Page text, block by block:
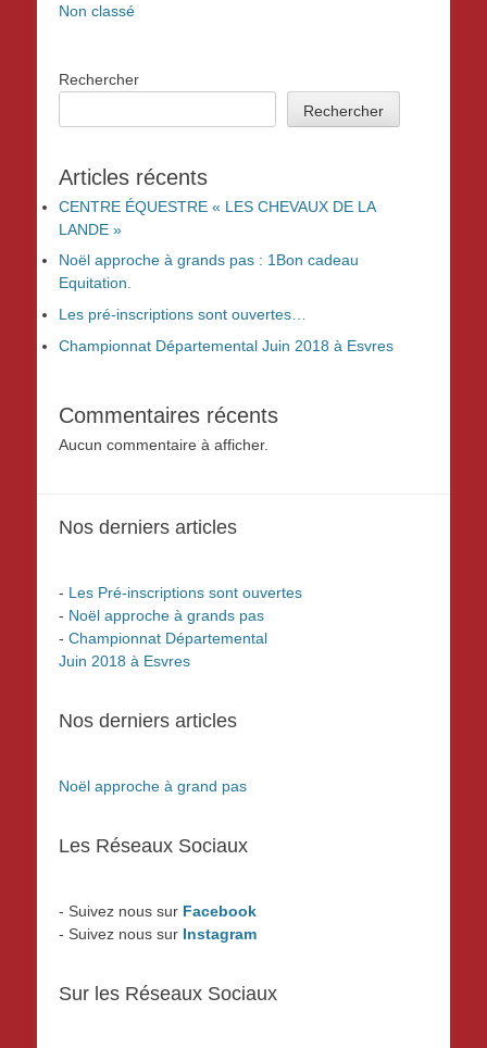
Non classé
Rechercher
Rechercher
Articles récents
CENTRE ÉQUESTRE « LES CHEVAUX DE LA
LANDE »
Noël approche à grands pas : 1Bon cadeau
Equitation.
Les pré-inscriptions sont ouvertes…
Championnat Départemental Juin 2018 à Esvres
Commentaires récents
Aucun commentaire à afficher.
Nos derniers articles
- Les Pré-inscriptions sont ouvertes
- Noël approche à grands pas
- Championnat Départemental
Juin 2018 à Esvres
Nos derniers articles
Noël approche à grand pas
Les Réseaux Sociaux
- Suivez nous sur Facebook
- Suivez nous sur Instagram
Sur les Réseaux Sociaux